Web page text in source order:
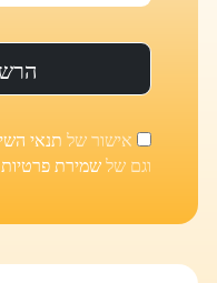
אישור של תנאי
וגם של שמירת פרטיות